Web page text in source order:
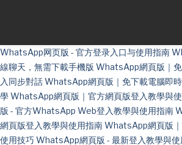
WhatsApp网页版 - 官方登录入口与使用指南
線聊天，無需下載手機版 WhatsApp網頁版｜
入同步對話WhatsApp網頁版｜免下載電腦即
學WhatsApp網頁版｜官方網頁版登入教學與
版 - 官方WhatsApp Web登入教學與使用指南
網頁版登入教學與使用指南WhatsApp網頁版
使用技巧WhatsApp網頁版 - 最新登入教學與使